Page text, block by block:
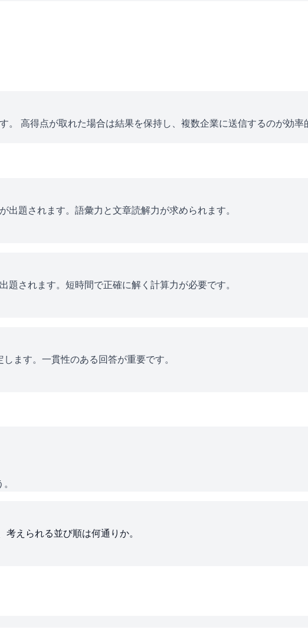
高得点が取れた場合は結果を保持し、複数企業に送信するのが効率
題されます。語彙力と文章読解力が求められます。
されます。短時間で正確に解く計算力が必要です。
ます。一貫性のある回答が重要です。
えられる並び順は何通りか。